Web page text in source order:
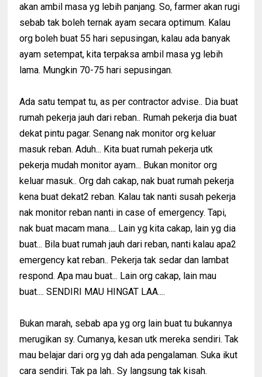
akan ambil masa yg lebih panjang. So, farmer akan rugi
sebab tak boleh ternak ayam secara optimum. Kalau
org boleh buat 55 hari sepusingan, kalau ada banyak
ayam setempat, kita terpaksa ambil masa yg lebih
lama. Mungkin 70-75 hari sepusingan.
Ada satu tempat tu, as per contractor advise.. Dia buat
rumah pekerja jauh dari reban.. Rumah pekerja dia buat
dekat pintu pagar. Senang nak monitor org keluar
masuk reban. Aduh... Kita buat rumah pekerja utk
pekerja mudah monitor ayam... Bukan monitor org
keluar masuk.. Org dah cakap, nak buat rumah pekerja
kena buat dekat2 reban. Kalau tak nanti susah pekerja
nak monitor reban nanti in case of emergency. Tapi,
nak buat macam mana.... Lain yg kita cakap, lain yg dia
buat... Bila buat rumah jauh dari reban, nanti kalau apa2
emergency kat reban.. Pekerja tak sedar dan lambat
respond. Apa mau buat... Lain org cakap, lain mau
buat.... SENDIRI MAU HINGAT LAA....
Bukan marah, sebab apa yg org lain buat tu bukannya
merugikan sy. Cumanya, kesan utk mereka sendiri. Tak
mau belajar dari org yg dah ada pengalaman. Suka ikut
cara sendiri. Tak pa lah.. Sy langsung tak kisah.